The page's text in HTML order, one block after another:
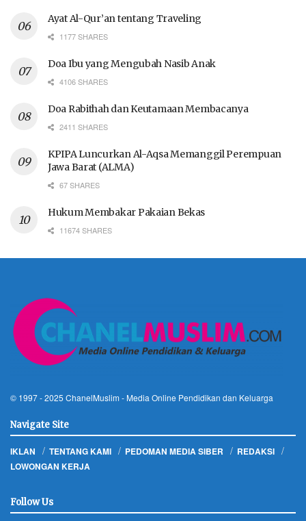
Ayat Al-Qur’an tentang Traveling
1177 SHARES
Doa Ibu yang Mengubah Nasib Anak
4106 SHARES
Doa Rabithah dan Keutamaan Membacanya
2411 SHARES
KPIPA Luncurkan Al-Aqsa Memanggil Perempuan
Jawa Barat (ALMA)
67 SHARES
Hukum Membakar Pakaian Bekas
11674 SHARES
© 1997 - 2025 ChanelMuslim - Media Online Pendidikan dan Keluarga
Navigate Site
IKLAN TENTANG KAMI PEDOMAN MEDIA SIBER
REDAKSI
LOWONGAN KERJA
Follow Us